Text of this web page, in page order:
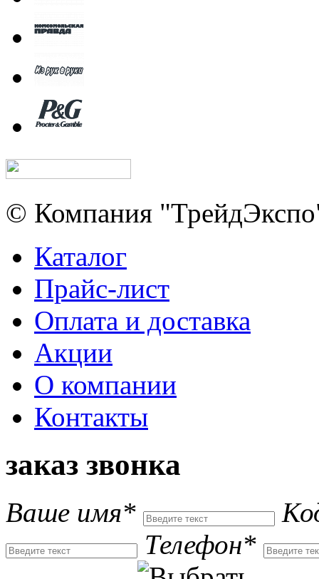
© Компания
Каталог
Прайс-лист
Оплата и доставка
Акции
О компании
Контакты
заказ звонка
Ваше имя*
Телефон*